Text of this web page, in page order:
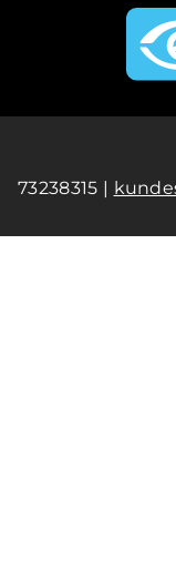
73238315 |